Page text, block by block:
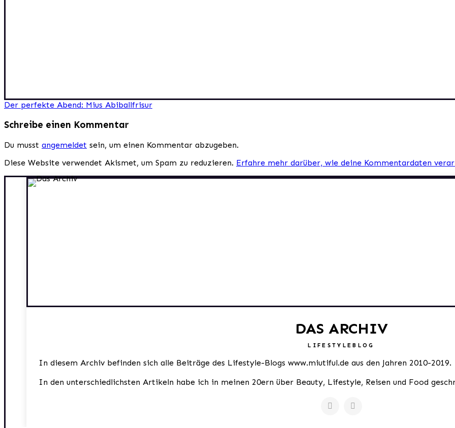
Beitragsnavigation
Der perfekte Abend: Mius Abiballfrisur
Schreibe einen Kommentar
Du musst angemeldet sein, um einen Kommentar abzugeben.
Diese Website verwendet Akismet, um Spam zu reduzieren. Erfahre mehr darüber, wie deine Kommentardaten
DAS ARCHIV
LIFESTYLEBLOG
In diesem Archiv befinden sich alle Beiträge des Lifestyle-Blogs www.miutiful.de aus den Jahren 2010-2019.
In den unterschiedlichsten Artikeln habe ich in meinen 20ern über Beauty, Lifestyle, Reisen und Food